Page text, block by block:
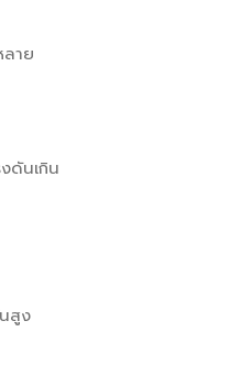
าย
ดันเกิน
สูง